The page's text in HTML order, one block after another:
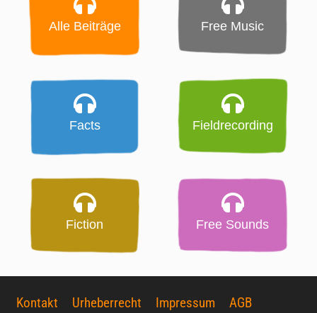
Alle Beiträge Free Music
Facts Fieldrecording
Fiction Free Sounds
Kontakt Urheberrecht Impressum
AGB